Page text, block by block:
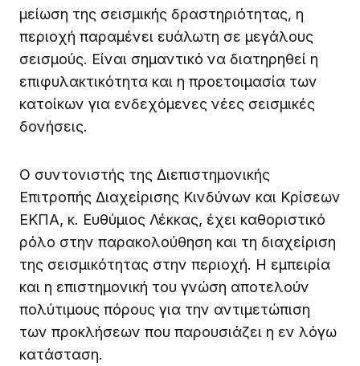
μείωση της σεισμικής δραστηριότητας, η
περιοχή παραμένει ευάλωτη σε μεγάλους
σεισμούς. Είναι σημαντικό να διατηρηθεί η
επιφυλακτικότητα και η προετοιμασία των
κατοίκων για ενδεχόμενες νέες σεισμικές
δονήσεις.
Ο συντονιστής της Διεπιστημονικής
Επιτροπής Διαχείρισης Κινδύνων και Κρίσεων
ΕΚΠΑ, κ. Ευθύμιος Λέκκας, έχει καθοριστικό
ρόλο στην παρακολούθηση και τη διαχείριση
της σεισμικότητας στην περιοχή. Η εμπειρία
και η επιστημονική του γνώση αποτελούν
πολύτιμους πόρους για την αντιμετώπιση
των προκλήσεων που παρουσιάζει η εν λόγω
κατάσταση.